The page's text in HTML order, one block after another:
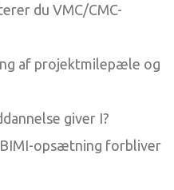
du VMC/CMC-
af projektmilepæle og
giver I?
opsætning forbliver